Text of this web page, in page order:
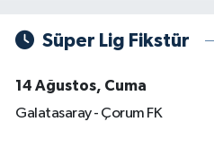
Süper Lig Fikstür
14 Ağustos, Cuma
Galatasaray - Çorum FK